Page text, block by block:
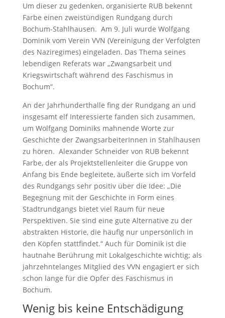
Um dieser zu gedenken, organisierte RUB bekennt
Farbe einen zweistündigen Rundgang durch
Bochum-Stahlhausen. Am 9. Juli wurde Wolfgang
Dominik vom Verein VVN (Vereinigung der Verfolgten
des Naziregimes) eingeladen. Das Thema seines
lebendigen Referats war „Zwangsarbeit und
Kriegswirtschaft während des Faschismus in
Bochum“.
An der Jahrhunderthalle fing der Rundgang an und
insgesamt elf Interessierte fanden sich zusammen,
um Wolfgang Dominiks mahnende Worte zur
Geschichte der ZwangsarbeiterInnen in Stahlhausen
zu hören. Alexander Schneider von RUB bekennt
Farbe, der als Projektstellenleiter die Gruppe von
Anfang bis Ende begleitete, äußerte sich im Vorfeld
des Rundgangs sehr positiv über die Idee: „Die
Begegnung mit der Geschichte in Form eines
Stadtrundgangs bietet viel Raum für neue
Perspektiven. Sie sind eine gute Alternative zu der
abstrakten Historie, die häufig nur unpersönlich in
den Köpfen stattfindet.“ Auch für Dominik ist die
hautnahe Berührung mit Lokalgeschichte wichtig; als
jahrzehntelanges Mitglied des VVN engagiert er sich
schon lange für die Opfer des Faschismus in
Bochum.
Wenig bis keine Entschädigung